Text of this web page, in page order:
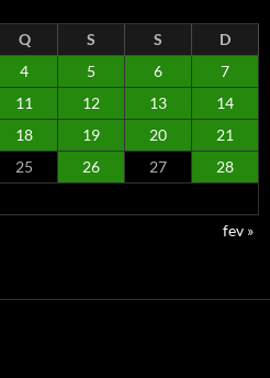
Q S S
D
4 5 6
7
11 12 13
14
18 19 20
21
25 26 27
28
fev »